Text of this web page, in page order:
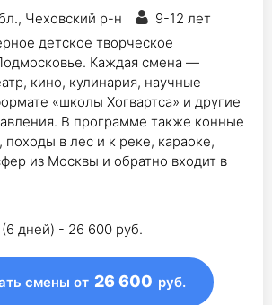
Чеховский р-н
9-12 лет
детское творческое
Каждая смена —
кино, кулинария, научные
«школы Хогвартса» и другие
В программе также конные
походы в лес и к реке, караоке,
из Москвы и обратно входит в
(6 дней) - 26 600 руб.
смены от 26 600 руб.